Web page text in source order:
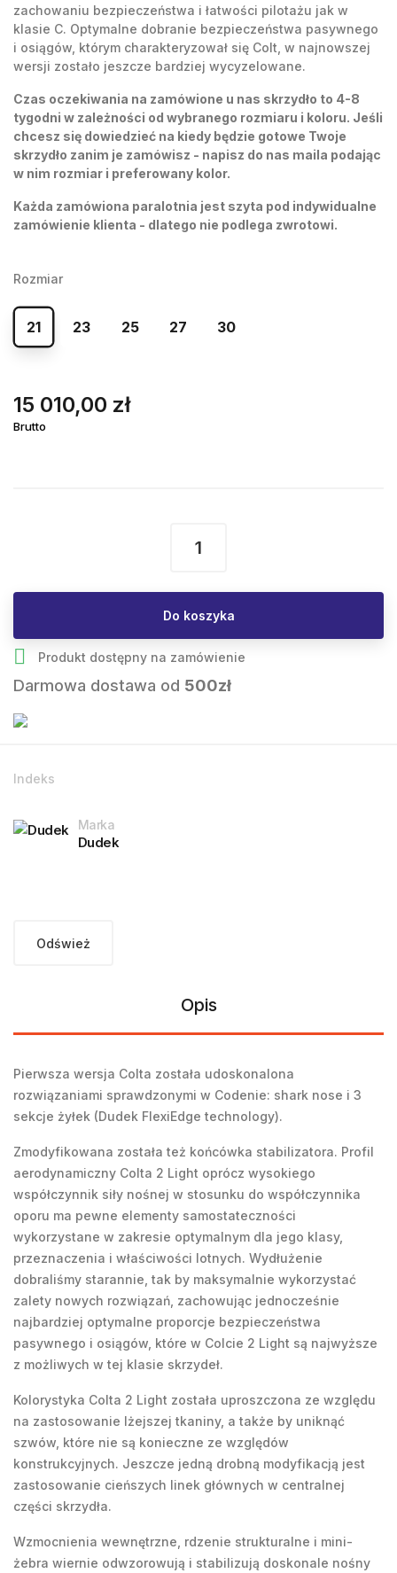
zachowaniu bezpieczeństwa i łatwości pilotażu jak w
klasie C. Optymalne dobranie bezpieczeństwa pasywnego
i osiągów, którym charakteryzował się Colt, w najnowszej
wersji zostało jeszcze bardziej wycyzelowane.
Czas oczekiwania na zamówione u nas skrzydło to 4-8
tygodni w zależności od wybranego rozmiaru i koloru. Jeśli
chcesz się dowiedzieć na kiedy będzie gotowe Twoje
skrzydło zanim je zamówisz - napisz do nas maila podając
w nim rozmiar i preferowany kolor.
Każda zamówiona paralotnia jest szyta pod indywidualne
zamówienie klienta - dlatego nie podlega zwrotowi.
Rozmiar
21 23 25 27 30
15 010,00 zł
Brutto
Do koszyka
 Produkt dostępny na zamówienie
Darmowa dostawa od 500zł
Indeks
Marka
Dudek
Opis
Pierwsza wersja Colta została udoskonalona
rozwiązaniami sprawdzonymi w Codenie: shark nose i 3
sekcje żyłek (Dudek FlexiEdge technology).
Zmodyfikowana została też końcówka stabilizatora. Profil
aerodynamiczny Colta 2 Light oprócz wysokiego
współczynnik siły nośnej w stosunku do współczynnika
oporu ma pewne elementy samostateczności
wykorzystane w zakresie optymalnym dla jego klasy,
przeznaczenia i właściwości lotnych. Wydłużenie
dobraliśmy starannie, tak by maksymalnie wykorzystać
zalety nowych rozwiązań, zachowując jednocześnie
najbardziej optymalne proporcje bezpieczeństwa
pasywnego i osiągów, które w Colcie 2 Light są najwyższe
z możliwych w tej klasie skrzydeł.
Kolorystyka Colta 2 Light została uproszczona ze względu
na zastosowanie lżejszej tkaniny, a także by uniknąć
szwów, które nie są konieczne ze względów
konstrukcyjnych. Jeszcze jedną drobną modyfikacją jest
zastosowanie cieńszych linek głównych w centralnej
części skrzydła.
Wzmocnienia wewnętrzne, rdzenie strukturalne i mini-
żebra wiernie odwzorowują i stabilizują doskonale nośny